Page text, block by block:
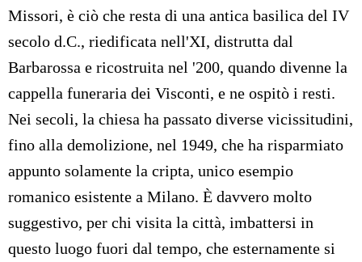
Missori, è ciò che resta di una antica basilica del IV
secolo d.C., riedificata nell'XI, distrutta dal
Barbarossa e ricostruita nel '200, quando divenne la
cappella funeraria dei Visconti, e ne ospitò i resti.
Nei secoli, la chiesa ha passato diverse vicissitudini,
fino alla demolizione, nel 1949, che ha risparmiato
appunto solamente la cripta, unico esempio
romanico esistente a Milano. È davvero molto
suggestivo, per chi visita la città, imbattersi in
questo luogo fuori dal tempo, che esternamente si